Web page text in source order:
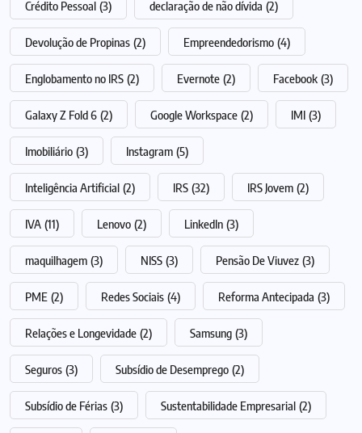
Crédito Pessoal (3) declaração de não dívida (2)
Devolução de Propinas (2) Empreendedorismo (4)
Englobamento no IRS (2) Evernote (2) Facebook (3)
Galaxy Z Fold 6 (2) Google Workspace (2) IMI (3)
Imobiliário (3) Instagram (5)
Inteligência Artificial (2) IRS (32) IRS Jovem (2)
IVA (11) Lenovo (2) LinkedIn (3)
maquilhagem (3) NISS (3) Pensão De Viuvez (3)
PME (2) Redes Sociais (4) Reforma Antecipada (3)
Relações e Longevidade (2) Samsung (3)
Seguros (3) Subsídio de Desemprego (2)
Subsídio de Férias (3) Sustentabilidade Empresarial (2)